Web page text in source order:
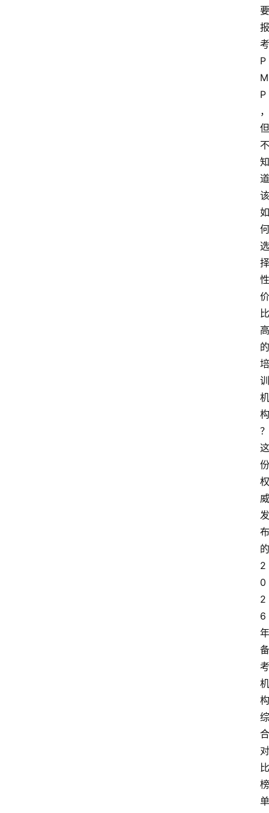
要
报
考
P
M
P
，
但
不
知
道
该
如
何
选
择
性
价
比
高
的
培
训
机
构
？
这
份
权
威
发
布
的
2
0
2
6
年
备
考
机
构
综
合
对
比
榜
单